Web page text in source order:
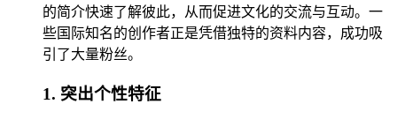
的简介快速了解彼此，从而促进文化的交流与互动。一
些国际知名的创作者正是凭借独特的资料内容，成功吸
引了大量粉丝。
1. 突出个性特征